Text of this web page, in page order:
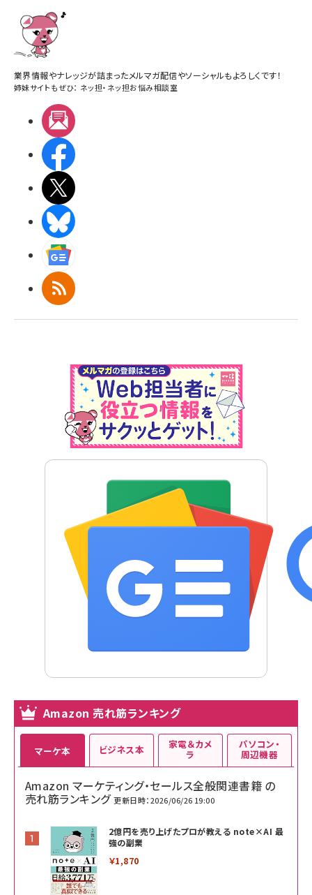
業界情報やナレッジが詰まったメルマガ配信やソーシャルもよろしくです！
姉妹サイトもぜひ： ネッ担・ ネッ担お悩み相談室
RSS
Amazon 売れ筋ランキング
マーケ本
Amazon マーケティング・セールス全般関連書籍 の
売れ筋ランキング 更新日時：2026/06/26 19:00
2億円を売り上げたプロが教える note×AI 最
強の副業
￥1,870
ビジネス本 家電＆カメ
ラ
パソコン・
周辺機器